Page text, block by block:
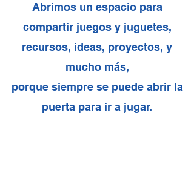
Abrimos un espacio para
compartir juegos y juguetes,
recursos, ideas, proyectos, y
mucho más,
porque siempre se puede abrir la
puerta para ir a jugar.